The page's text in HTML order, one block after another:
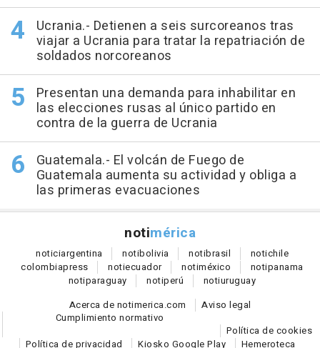
Ucrania.- Detienen a seis surcoreanos tras
viajar a Ucrania para tratar la repatriación de
soldados norcoreanos
Presentan una demanda para inhabilitar en
las elecciones rusas al único partido en
contra de la guerra de Ucrania
Guatemala.- El volcán de Fuego de
Guatemala aumenta su actividad y obliga a
las primeras evacuaciones
notimérica
noticiargentina notibolivia notibrasil notichile
colombiapress notiecuador notiméxico notipanama
notiparaguay notiperú notiuruguay
Acerca de notimerica.com
Aviso legal
Cumplimiento normativo
Política de cookies
Política de privacidad
Kiosko Google Play Hemeroteca